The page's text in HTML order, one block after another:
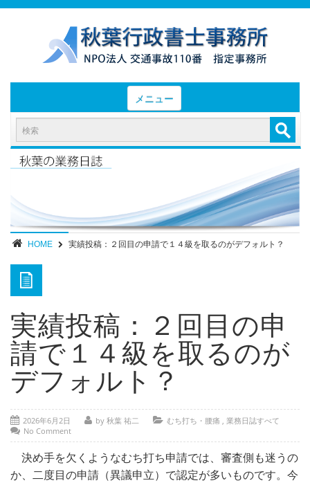
メニュー
HOME
お知らせと業務日誌
- 後遺障害等級認定実績（初回申請）
- 後遺障害等級認定実績（異議申立）
部位別症状
- 部位別解説 ～ 交通事故外傷の教科書
- 高次脳機能障害の皆様へ
保険の百科事典
ご相談・お問い合わせ
HOME 実績投稿：２回目の申請で１４級を取るのがデフォルト？
実績投稿：２回目の申
請で１４級を取るのが
デフォルト？
2026年6月2日 by 秋葉 祐二 むち打ち・腰痛 , 業務日誌すべて
No Comment
決め手を欠くようなむち打ち申請では、審査側も迷うの
か、二度目の申請（異議申立）で認定が多いものです。今